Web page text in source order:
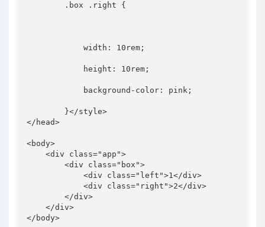
.box .right {
width : 10rem ;
height : 10rem ;
background-color : pink ;
}</style>
</ head>
<body>
<div class=" app ">
<div class=" box ">
<div class=" left ">1</div>
<div class=" right ">2</div>
</div>
</div>
</ body>